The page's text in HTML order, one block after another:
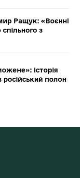
Ращук: «Воєнні
з
історія
полон